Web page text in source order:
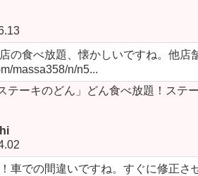
の食べ放題、懐かしいですね。他
massa358/n/n5...
テーキのどん」どん食べ放題！ステ
車での間違いですね。すぐに修正さ